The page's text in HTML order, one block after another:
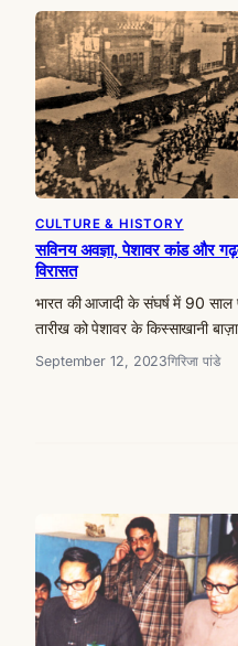
CULTURE & HISTORY
सविनय अवज्ञा, पेशावर कांड और
विरासत
भारत की आजादी के संघर्ष में 90
तारीख को पेशावर के किस्साखानी
September 12, 2023गिरिजा पांडे